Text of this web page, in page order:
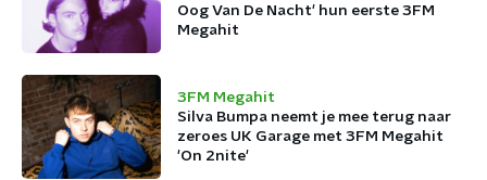
Oog Van De Nacht' hun eerste 3FM
Megahit
3FM Megahit
Silva Bumpa neemt je mee terug naar
zeroes UK Garage met 3FM Megahit
'On 2nite'